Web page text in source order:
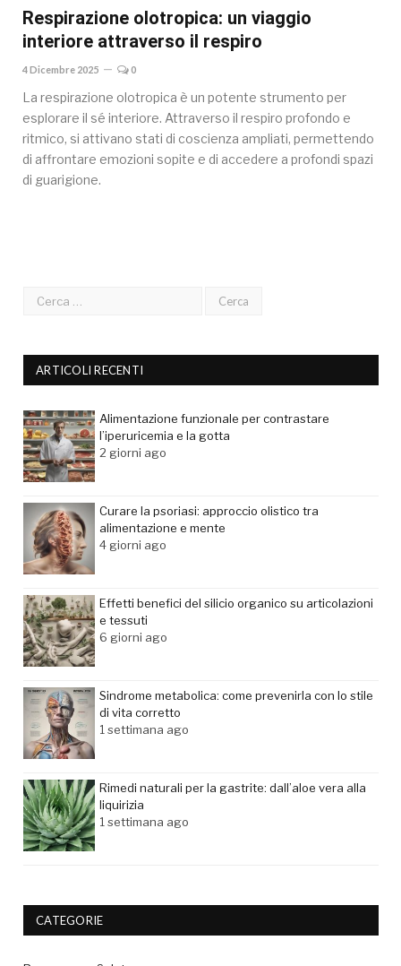
Respirazione olotropica: un viaggio
interiore attraverso il respiro
4 Dicembre 2025 0
La respirazione olotropica è un potente strumento per
esplorare il sé interiore. Attraverso il respiro profondo e
ritmico, si attivano stati di coscienza ampliati, permettendo
di affrontare emozioni sopite e di accedere a profondi spazi
di guarigione.
ARTICOLI RECENTI
Alimentazione funzionale per contrastare
l’iperuricemia e la gotta
2 giorni ago
Curare la psoriasi: approccio olistico tra
alimentazione e mente
4 giorni ago
Effetti benefici del silicio organico su articolazioni
e tessuti
6 giorni ago
Sindrome metabolica: come prevenirla con lo stile
di vita corretto
1 settimana ago
Rimedi naturali per la gastrite: dall’aloe vera alla
liquirizia
1 settimana ago
CATEGORIE